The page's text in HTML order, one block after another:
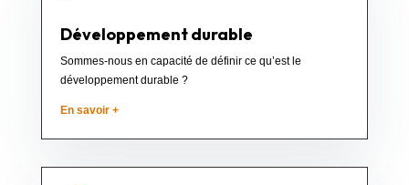
Développement durable
Sommes-nous en capacité de définir ce qu’est le
développement durable ?
En savoir +